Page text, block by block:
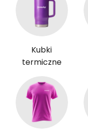
Kubki
termiczne